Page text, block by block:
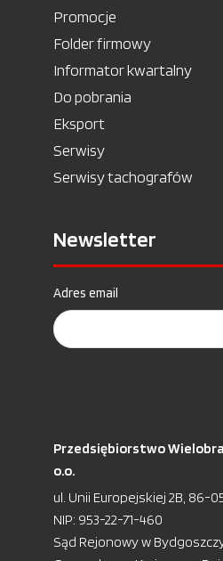
Promocje
Folder firmowy
Informator kwartalny
Do pobrania
Eksport
Serwisy
Serwisy tachografów
Newsletter
Adres email
Przedsiębiorstwo
o.o.
ul. Unii Europejskiej 2B, 86-
NIP: 953-22-71-460
Sąd Rejonowy w